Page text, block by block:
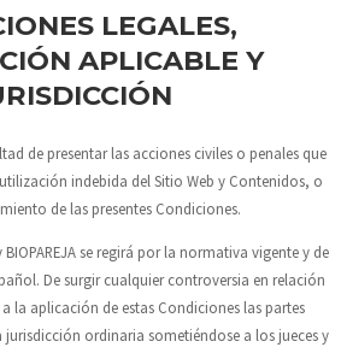
LEGALES,
APLICABLE Y
de presentar las acciones civiles o penales que
indebida del Sitio Web y Contenidos, o
de las presentes Condiciones.
BIOPAREJAse regirá por la normativa vigente y de
De surgir cualquier controversia en relación
la aplicación de estas Condiciones las partes
ordinaria sometiéndose a los jueces y